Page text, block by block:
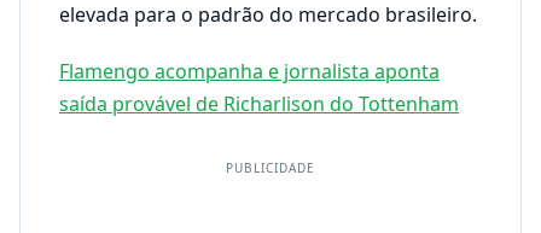
elevada para o padrão do mercado brasileiro.
Flamengo acompanha e jornalista aponta
saída provável de Richarlison do Tottenham
PUBLICIDADE